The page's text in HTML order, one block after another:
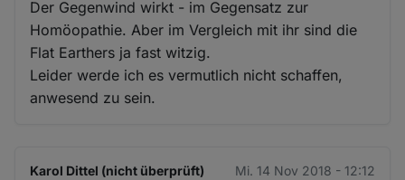
Der Gegenwind wirkt - im Gegensatz zur
Homöopathie. Aber im Vergleich mit ihr sind die
Flat Earthers ja fast witzig.
Leider werde ich es vermutlich nicht schaffen,
anwesend zu sein.
Karol Dittel (nicht überprüft) Mi. 14 Nov 2018 - 12:12